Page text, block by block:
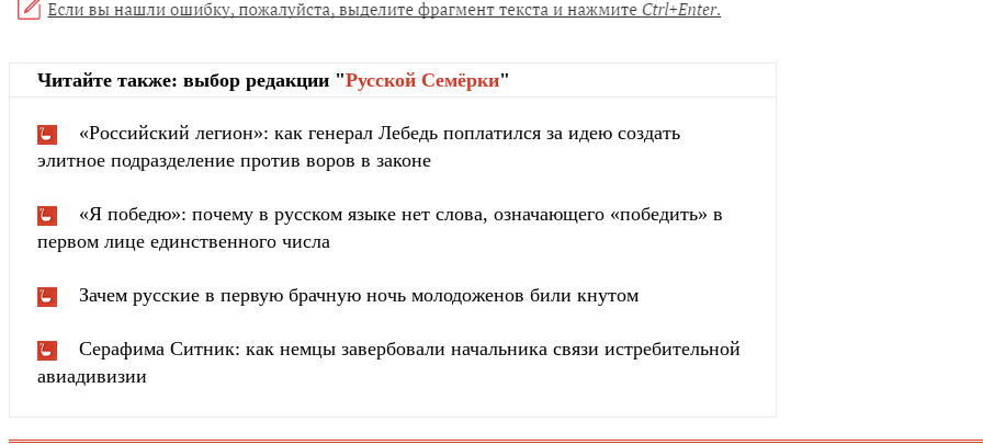
Читайте также: выбор редакции "Русской Cемёрки"
«Российский легион»: как генерал Лебедь поплатился за идею создать
элитное подразделение против воров в законе
«Я победю»: почему в русском языке нет слова, означающего «победить» в
первом лице единственного числа
Зачем русские в первую брачную ночь молодоженов били кнутом
Серафима Ситник: как немцы завербовали начальника связи истребительной
авиадивизии